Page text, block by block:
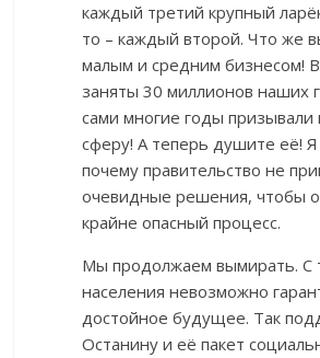
каждый третий крупный
то – каждый второй. Что же
малым и средним бизнесом!
заняты 30 миллионов наших
сами многие годы призывали
сферу! А теперь душите её!
почему правительство не
очевидные решения, чтобы
крайне опасный процесс.
Мы продолжаем вымирать. С
населения невозможно
достойное будущее. Так
Останину и её пакет